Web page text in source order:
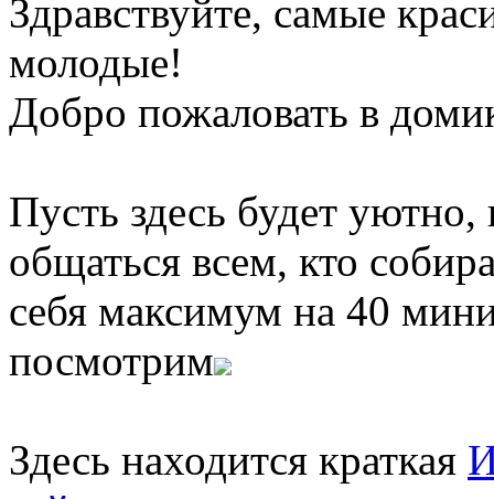
Здравствуйте, самые
молодые!
Добро пожаловать в
Пусть здесь будет
общаться всем, кто
себя максимум на 40
посмотрим
Здесь находится краткая